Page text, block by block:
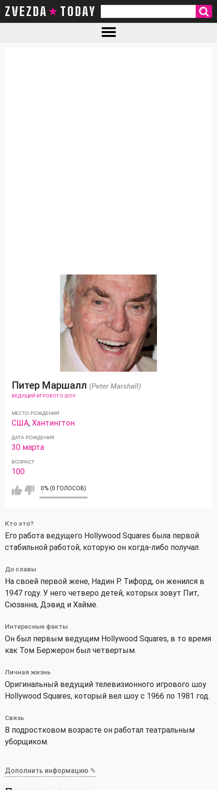
ZVEZDA TODAY
Питер Маршалл (Peter Marshall)
ВЕДУЩИЙ ИГРОВОГО ШОУ
МЕСТО РОЖДЕНИЯ
США,Хантингтон
ДАТА РОЖДЕНИЯ
30 марта
ВОЗРАСТ
100
0% (0 ГОЛОСОВ)
Кто это?
Его работа ведущего Hollywood Squares была первой
стабильной работой, которую он когда-либо получал.
До славы
На своей первой жене, Надин Р. Тифорд, он женился в
1947 году. У него четверо детей, которых зовут Пит,
Сюзанна, Дэвид и Хайме.
Интересные факты
Он был первым ведущим Hollywood Squares, в то время
как Том Бержерон был четвертым.
Личная жизнь
Оригинальный ведущий телевизионного игрового шоу
Hollywood Squares, который вел шоу с 1966 по 1981 год.
Связь
В подростковом возрасте он работал театральным
уборщиком.
Дополнить информацию ✎